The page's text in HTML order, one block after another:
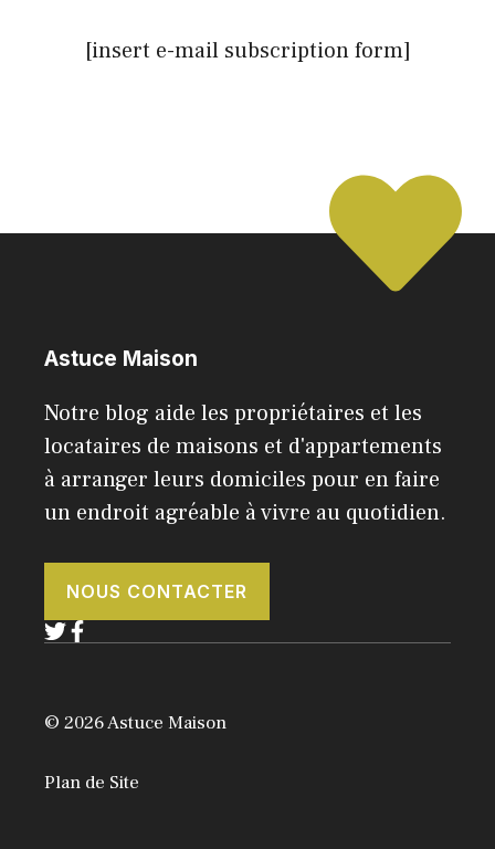
[insert e-mail subscription form]
Astuce Maison
Notre blog aide les propriétaires et les
locataires de maisons et d'appartements
à arranger leurs domiciles pour en faire
un endroit agréable à vivre au quotidien.
NOUS CONTACTER
© 2026 Astuce Maison
Plan de Site